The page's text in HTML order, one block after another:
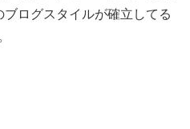
ログスタイルが確立してる